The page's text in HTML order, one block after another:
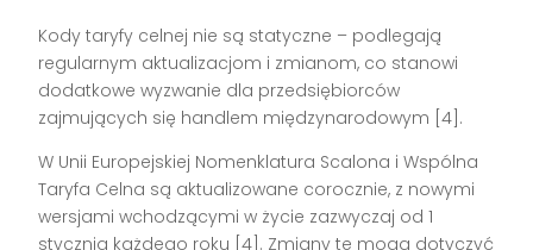
Kody taryfy celnej nie są statyczne – podlegają
regularnym aktualizacjom i zmianom, co stanowi
dodatkowe wyzwanie dla przedsiębiorców
zajmujących się handlem międzynarodowym [4].
W Unii Europejskiej Nomenklatura Scalona i Wspólna
Taryfa Celna są aktualizowane corocznie, z nowymi
wersjami wchodzącymi w życie zazwyczaj od 1
stycznia każdego roku [4]. Zmiany te mogą dotyczyć